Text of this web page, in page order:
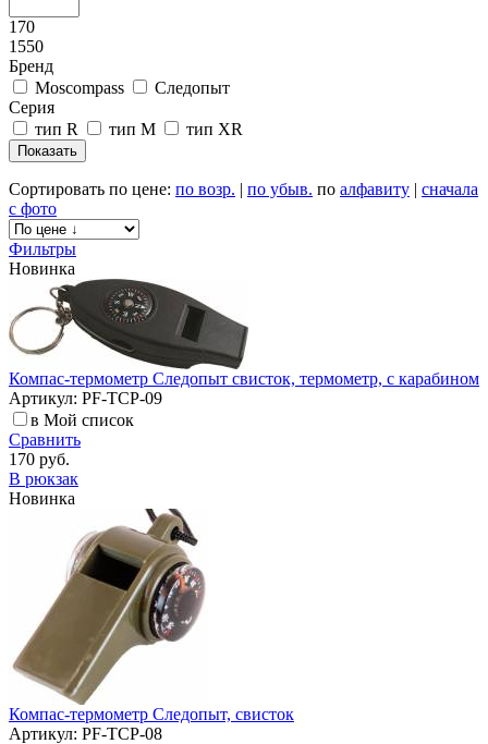
170
1550
Бренд
Moscompass
Следопыт
Серия
тип R
тип M тип XR
Сортировать по цене: по возр. | по убыв. по алфавиту | сначала
с фото
Фильтры
Новинка
Компас-термометр Следопыт свисток, термометр, с карабином
Артикул: PF-TCP-09
в Мой список
Сравнить
170 руб.
В рюкзак
Новинка
Компас-термометр Следопыт, свисток
Артикул: PF-TCP-08